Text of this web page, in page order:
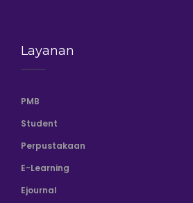
Layanan
PMB
Student
Perpustakaan
E-Learning
Ejournal